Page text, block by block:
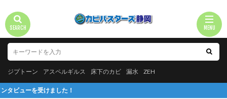
ジプトーン アスペルギルス 床下のカビ 漏水 ZEH
！